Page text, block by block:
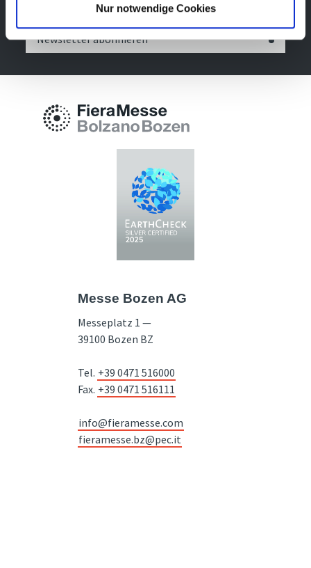
Nur notwendige Cookies
Newsletter abonnieren
Messe Bozen AG
Messeplatz 1 —
39100 Bozen BZ
Tel. +39 0471 516000
Fax. +39 0471 516111
info@fieramesse.com
fieramesse.bz@pec.it